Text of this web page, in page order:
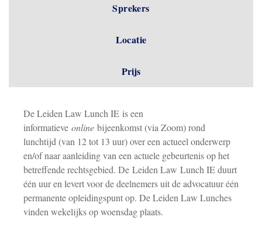
Sprekers
Locatie
Prijs
De Leiden Law Lunch IE is een
informatieve online bijeenkomst (via Zoom) rond
lunchtijd (van 12 tot 13 uur) over een actueel onderwerp
en/of naar aanleiding van een actuele gebeurtenis op het
betreffende rechtsgebied. De Leiden Law Lunch IE duurt
één uur en levert voor de deelnemers uit de advocatuur één
permanente opleidingspunt op. De Leiden Law Lunches
vinden wekelijks op woensdag plaats.